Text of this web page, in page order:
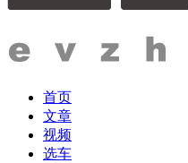
首页
文章
视频
选车